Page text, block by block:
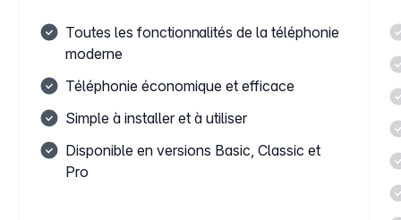
Toutes les fonctionnalités de la téléphonie
moderne
Téléphonie économique et efficace
Simple à installer et à utiliser
Disponible en versions Basic, Classic et
Pro